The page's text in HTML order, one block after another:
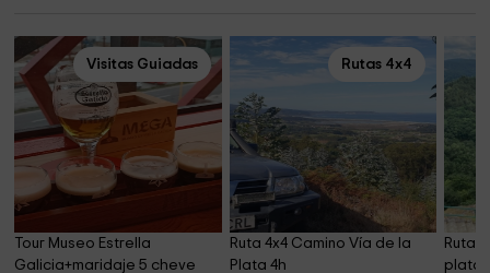
Visitas Guiadas
Tour Museo Estrella
Galicia+maridaje 5 cheve
Rutas 4x4
Ruta 4x4 Camino Vía de la
Plata 4h
Ruta
plata